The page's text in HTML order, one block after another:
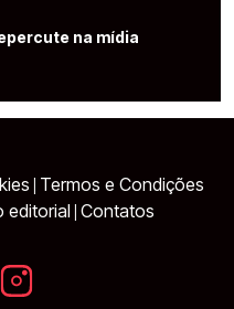
na mídia
Termos e Condições
editorial Contatos